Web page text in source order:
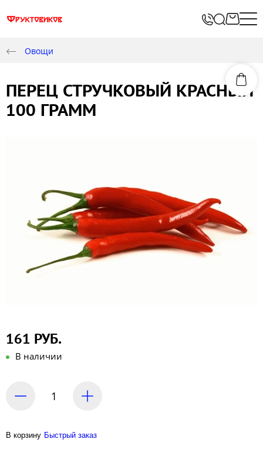
Овощи
ПЕРЕЦ СТРУЧКОВЫЙ КРАСНЫЙ
100 ГРАММ
161 РУБ.
В наличии
В корзину Быстрый заказ